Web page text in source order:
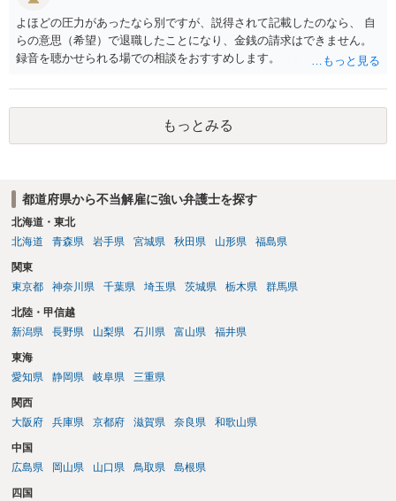
よほどの圧力があったなら別ですが、説得されて記載したのなら、 自
らの意思（希望）で退職したことになり、金銭の請求はできません。
録音を聴かせられる場での相談をおすすめします。
もっとみる
都道府県から不当解雇に強い弁護士を探す
北海道・東北
北海道
青森県 岩手県 宮城県 秋田県 山形県 福島県
関東
東京都
神奈川県 千葉県 埼玉県 茨城県 栃木県 群馬県
北陸・甲信越
新潟県
長野県 山梨県 石川県 富山県 福井県
東海
愛知県
静岡県 岐阜県 三重県
関西
大阪府
兵庫県 京都府 滋賀県 奈良県 和歌山県
中国
広島県
岡山県 山口県 鳥取県 島根県
四国